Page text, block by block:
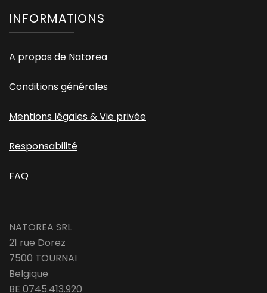
INFORMATIONS
A propos de Natorea
Conditions générales
Mentions légales & Vie privée
Responsabilité
FAQ
NATOREA SRL
21 rue Dorez
7500 TOURNAI
Belgique
BE 0745.413.920